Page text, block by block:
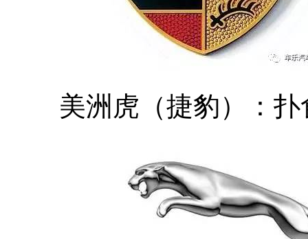
美洲虎（捷豹）：扑